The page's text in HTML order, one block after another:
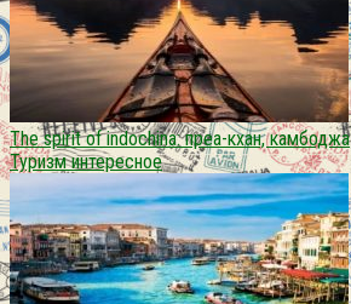
The spirit of indochina: преа-кхан, камбоджа
Туризм интересное